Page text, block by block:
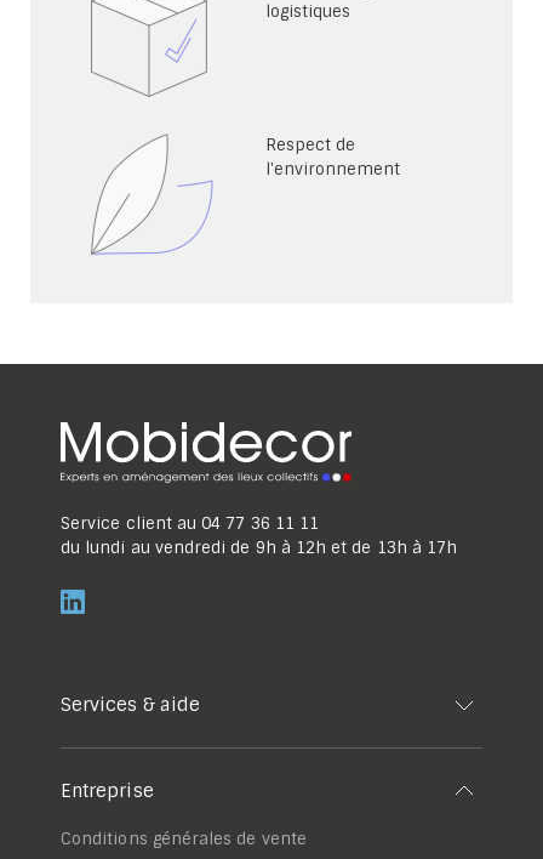
logistiques
Respect de
l'environnement
Service client au 04 77 36 11 11
du lundi au vendredi de 9h à 12h et de 13h à 17h
Services & aide
Entreprise
Conditions générales de vente